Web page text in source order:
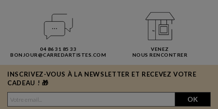
04 86 31 85 33
BONJOUR@CARREDARTISTES.COM
VENEZ
NOUS RENCONTRER
INSCRIVEZ-VOUS À LA NEWSLETTER ET RECEVEZ VOTRE
CADEAU ! 🎁
OK